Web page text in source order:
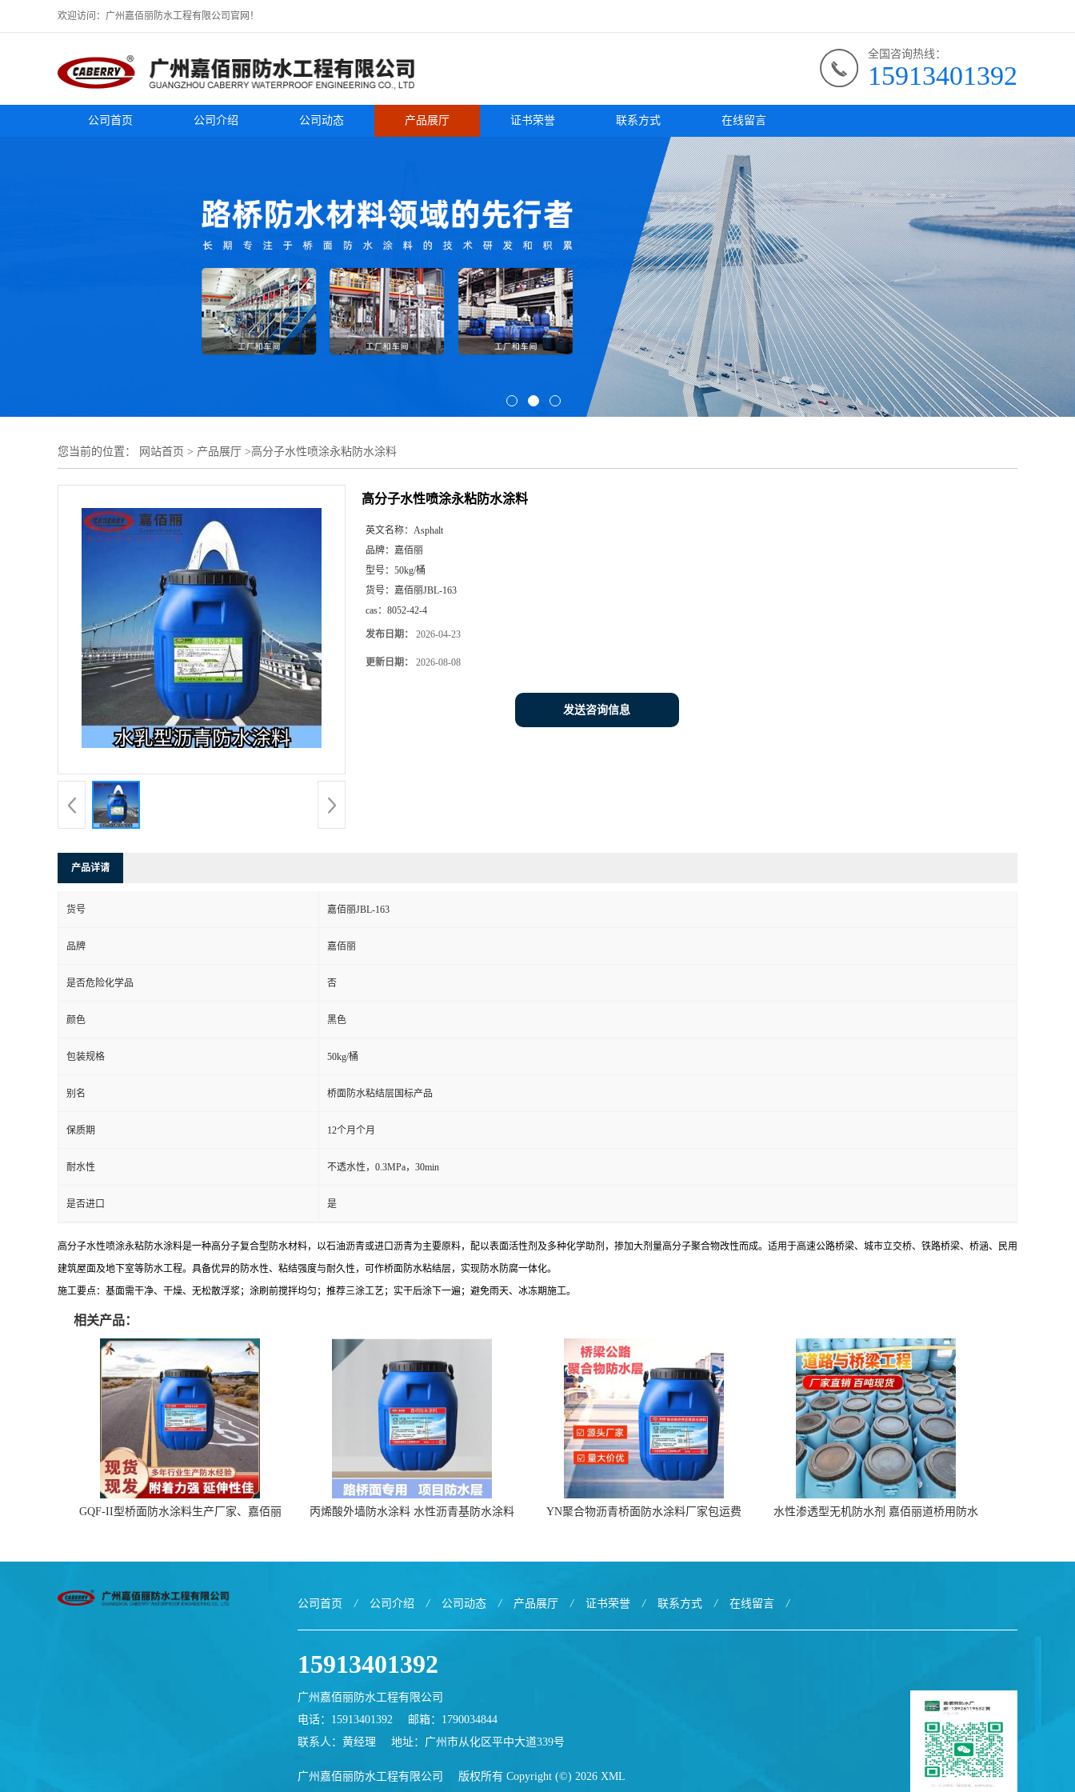
欢迎访问：广州嘉佰丽防水工程有限公司官网！
全国咨询热线：
15913401392
公司首页 公司介绍 公司动态 产品展厅 证书荣誉 联系方式 在线留言
您当前的位置： 网站首页 > 产品展厅 >高分子水性喷涂永粘防水涂料
高分子水性喷涂永粘防水涂料
英文名称： Asphalt
品牌： 嘉佰丽
型号： 50kg/桶
货号： 嘉佰丽JBL-163
cas： 8052-42-4
发布日期： 2026-04-23
更新日期： 2026-08-08
发送咨询信息
产品详请
货号 嘉佰丽JBL-163
品牌 嘉佰丽
是否危险化学品 否
颜色 黑色
包装规格 50kg/桶
别名 桥面防水粘结层国标产品
保质期 12个月个月
耐水性 不透水性，0.3MPa，30min
是否进口 是
高分子水性喷涂永粘防水涂料是一种高分子复合型防水材料，以石油沥青或进口沥青为主要原料，配以表面活性剂及多种化学助剂，掺加大剂量高分子聚合物改性而成。适用于高速公路桥梁、城市立交桥、铁路桥梁、桥涵、民用
建筑屋面及地下室等防水工程。具备优异的防水性、粘结强度与耐久性，可作桥面防水粘结层，实现防水防腐一体化。
施工要点：基面需干净、干燥、无松散浮浆；涂刷前搅拌均匀；推荐三涂工艺；实干后涂下一遍；避免雨天、冰冻期施工。
相关产品：
GQF-II型桥面防水涂料生产厂家、嘉佰丽
丙烯酸外墙防水涂料 水性沥青基防水涂料
YN聚合物沥青桥面防水涂料厂家包运费
水性渗透型无机防水剂 嘉佰丽道桥用防水
公司首页 / 公司介绍 / 公司动态 / 产品展厅 / 证书荣誉 / 联系方式 / 在线留言 /
15913401392
广州嘉佰丽防水工程有限公司
电话：15913401392
邮箱： 1790034844
联系人：黄经理
地址：广州市从化区平中大道339号
广州嘉佰丽防水工程有限公司 版权所有 Copyright (©) 2026 XML